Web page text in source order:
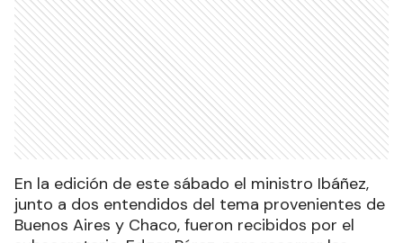
En la edición de este sábado el ministro Ibáñez,
junto a dos entendidos del tema provenientes de
Buenos Aires y Chaco, fueron recibidos por el